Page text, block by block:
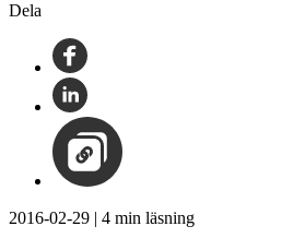
Dela
2016-02-29 | 4 min läsning